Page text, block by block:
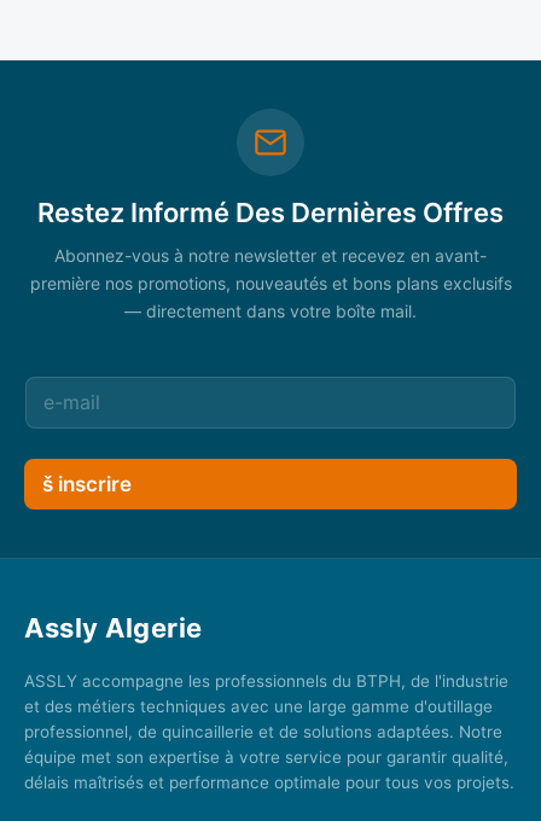
Restez Informé Des Dernières Offres
Abonnez-vous à notre newsletter et recevez en avant-
première nos promotions, nouveautés et bons plans exclusifs
— directement dans votre boîte mail.
š inscrire
Assly Algerie
ASSLY accompagne les professionnels du BTPH, de l'industrie
et des métiers techniques avec une large gamme d'outillage
professionnel, de quincaillerie et de solutions adaptées. Notre
équipe met son expertise à votre service pour garantir qualité,
délais maîtrisés et performance optimale pour tous vos projets.